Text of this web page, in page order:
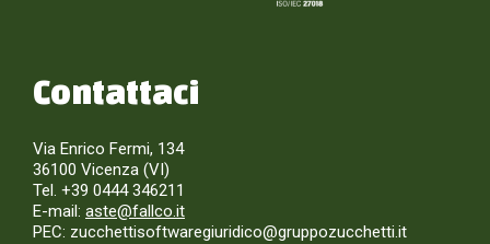
Contattaci
Via Enrico Fermi, 134
36100 Vicenza (VI)
Tel. +39 0444 346211
E-mail: aste@fallco.it
PEC: zucchettisoftwaregiuridico@gruppozucchetti.it